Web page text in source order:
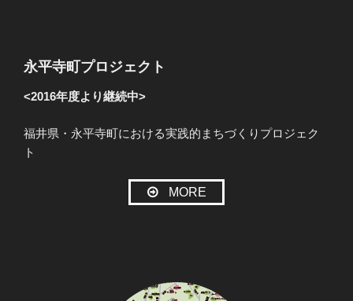
永平寺町プロジェクト
<2016年度より継続中>
福井県・永平寺町における実践的まちづくりプロジェク
ト
MORE